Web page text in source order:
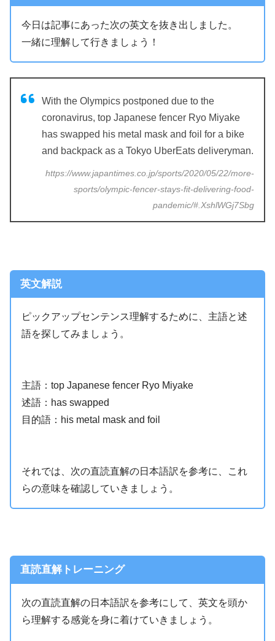
今日は記事にあった次の英文を抜き出しました。
一緒に理解して行きましょう！
With the Olympics postponed due to the
coronavirus, top Japanese fencer Ryo Miyake
has swapped his metal mask and foil for a bike
and backpack as a Tokyo UberEats deliveryman.
https://www.japantimes.co.jp/sports/2020/05/22/more-
sports/olympic-fencer-stays-fit-delivering-food-
pandemic/#.XshlWGj7Sbg
英文解説
ピックアップセンテンス理解するために、主語と述
語を探してみましょう。
主語：top Japanese fencer Ryo Miyake
述語：has swapped
目的語：his metal mask and foil
それでは、次の直読直解の日本語訳を参考に、これ
らの意味を確認していきましょう。
直読直解トレーニング
次の直読直解の日本語訳を参考にして、英文を頭か
ら理解する感覚を身に着けていきましょう。